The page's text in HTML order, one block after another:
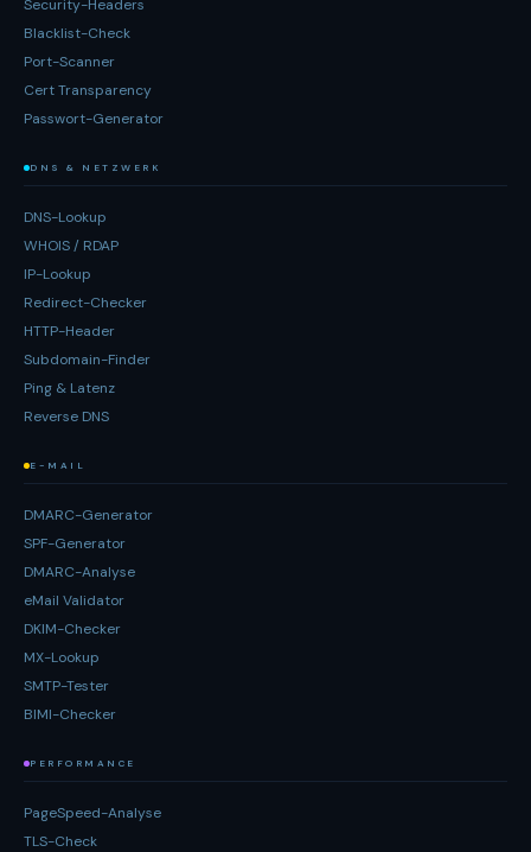
Security-Headers
Blacklist-Check
Port-Scanner
Cert Transparency
Passwort-Generator
DNS & NETZWERK
DNS-Lookup
WHOIS / RDAP
IP-Lookup
Redirect-Checker
HTTP-Header
Subdomain-Finder
Ping & Latenz
Reverse DNS
E-MAIL
DMARC-Generator
SPF-Generator
DMARC-Analyse
eMail Validator
DKIM-Checker
MX-Lookup
SMTP-Tester
BIMI-Checker
PERFORMANCE
PageSpeed-Analyse
TLS-Check